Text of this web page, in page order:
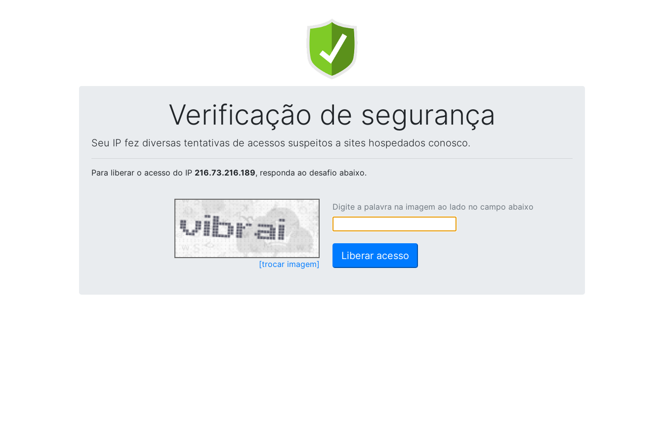
Verificação de segurança
Seu IP fez diversas tentativas de acessos suspeitos a sites hospedados conosco.
Para liberar o acesso do IP 216.73.216.189, responda ao desafio abaixo.
[trocar imagem]
Digite a palavra na imagem ao lado no campo abaixo